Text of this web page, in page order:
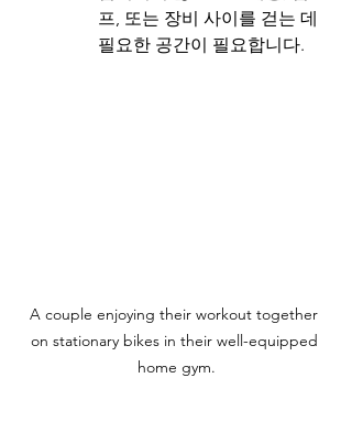
프, 또는 장비 사이를 걷는 데
필요한 공간이 필요합니다.
A couple enjoying their workout together
on stationary bikes in their well-equipped
home gym.